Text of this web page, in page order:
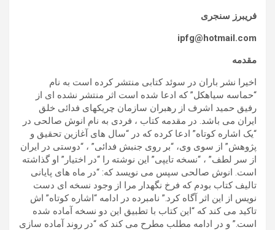
فریبرز سنجری
ipfg@hotmail.com
مقدمه
اخیرا نشر باران در سوئد کتابی منتشر کرده است به نام
“حماسه سیاهکل” که ادعا شده است اثر منتشر نشده ای از
رفیق حمید اشرف از رهبران سازمان چریکهای فدائی خلق
ایران می باشد. در مقدمه کتاب ، فردی به نام انوش صالحی در
“یک اشاره کوتاه” ادعا کرده که در “سال های آغازین تحقیق و
پژوهش” از سوی وی، “بر روی جنبش فدائی” ، “دوستی در ایران
از سر لطف” ، “نسخه تایپی” این نوشته را “در اختیار” او گذاشته
است. انوش صالحی سپس می نویسد که: “در ماه های پایانی
تالیف کتاب بودم که فرخ نگهدار مرا از وجود نسخه ای دست
نویس از این اثر آگاه کرد.” نامبرده در ادامه “اشاره کوتاه” اش
تاکید می کند که “این کتاب با تطبیق این دو نسخه آماده شده
است.” و در ادامه مطلب مطرح می کند که “در روند آماده سازی